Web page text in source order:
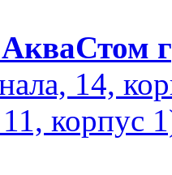
14,
корпус